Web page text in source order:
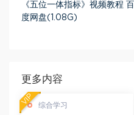
《五位一体指标》视频教程 百
度网盘(1.08G)
更多内容
综合学习
VIP